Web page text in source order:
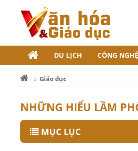
DU LỊCH CÔNG NGHỆ
Giáo dục
NHỮNG HIỂU LẦM
MỤC LỤC